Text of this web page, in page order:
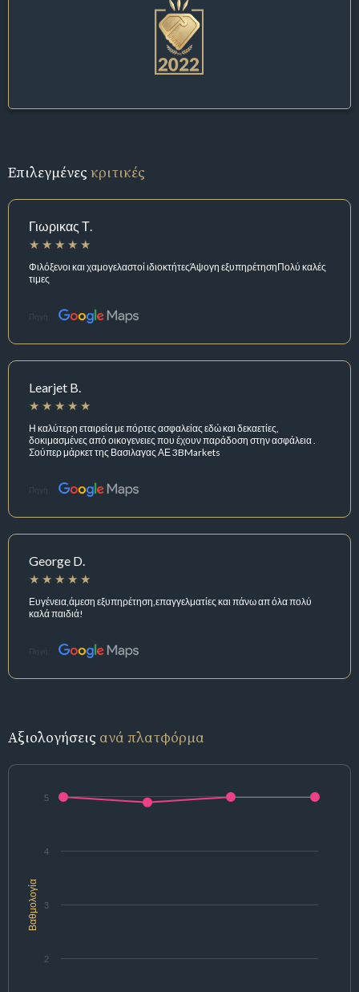
Επιλεγμένεςκριτικές
Γιωρικας Τ.
Φιλόξενοι και χαμογελαστοί ιδιοκτήτεςΆψογη εξυπηρέτησηΠολύ καλές
τιμες
Πηγή:
Learjet B.
Η καλύτερη εταιρεία με πόρτες ασφαλείας εδώ και δεκαετίες,
δοκιμασμένες από οικογενειες που έχουν παράδοση στην ασφάλεια .
Σούπερ μάρκετ της Βασιλαγας ΑΕ 3BMarkets
Πηγή:
George D.
Ευγένεια,άμεση εξυπηρέτηση,επαγγελματίες και πάνω απ όλα πολύ
καλά παιδιά!
Πηγή:
Αξιολογήσεις ανά πλατφόρμα
Βαθμολογία
2
3
4
5